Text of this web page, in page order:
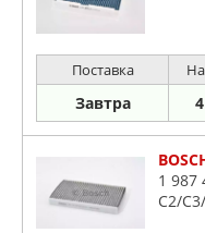
Поставка
Завтра
1 987
C2/